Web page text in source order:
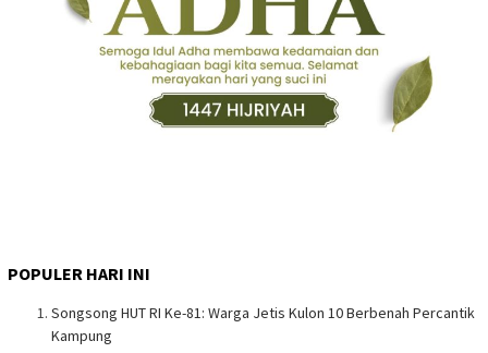
POPULER HARI INI
Songsong HUT RI Ke-81: Warga Jetis Kulon 10 Berbenah Percantik
Kampung